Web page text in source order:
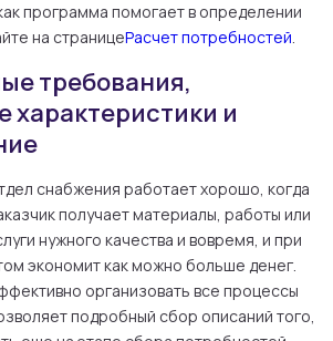
программа помогает в определении
на страницеРасчет потребностей.
требования,
характеристики и
снабжения работает хорошо, когда
получает материалы, работы или
нужного качества и вовремя, и при
экономит как можно больше денег.
организовать все процессы
подробный сбор описаний того,